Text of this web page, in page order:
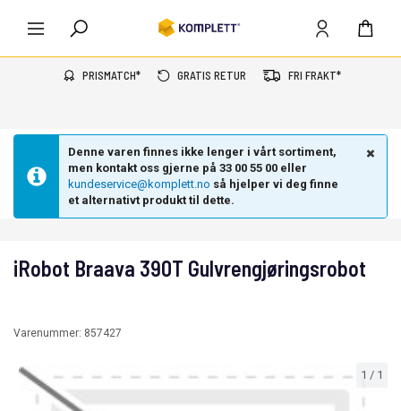
PRISMATCH* GRATIS RETUR FRI FRAKT*
Denne varen finnes ikke lenger i vårt sortiment,
men kontakt oss gjerne på 33 00 55 00 eller
kundeservice@komplett.no så hjelper vi deg finne
et alternativt produkt til dette.
1 / 1
iRobot Braava 390T Gulvrengjøringsrobot
Varenummer: 857427